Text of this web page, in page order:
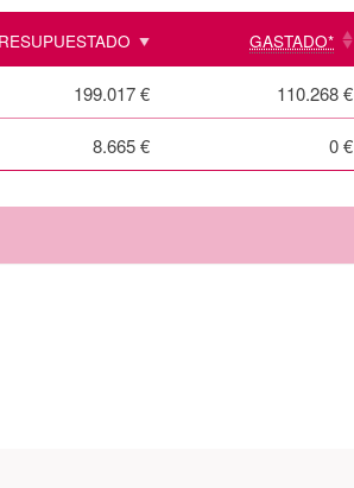
GASTADO*
199.017 € 110.268 €
8.665 € 0 €